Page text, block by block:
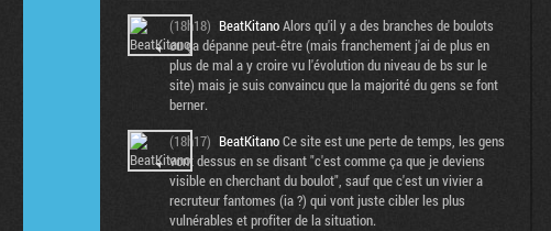
(18h18) BeatKitanoAlors qu'il y a des branches de boulots
ou ça dépanne peut-être (mais franchement j'ai de plus en
plus de mal a y croire vu l'évolution du niveau de bs sur le
site) mais je suis convaincu que la majorité du gens se font
berner.
(18h17) BeatKitanoCe site est une perte de temps, les gens
vont dessus en se disant "c'est comme ça que je deviens
visible en cherchant du boulot", sauf que c'est un vivier a
recruteur fantomes (ia ?) qui vont juste cibler les plus
vulnérables et profiter de la situation.